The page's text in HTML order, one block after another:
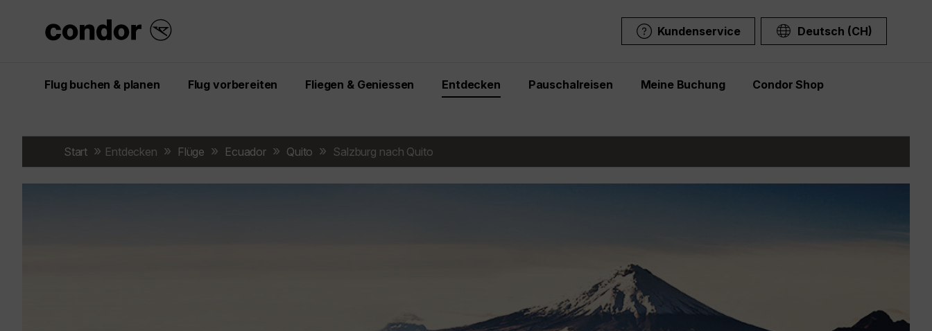
Kundenservice Deutsch (CH)
Flug buchen & planen Flug vorbereiten Fliegen & Geniessen Entdecken Pauschalreisen Meine Buchung Condor Shop
Start Entdecken Flüge Ecuador Quito Salzburg nach Quito